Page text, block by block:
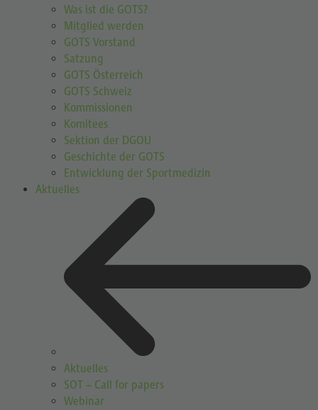
Was ist die GOTS?
Mitglied werden
GOTS Vorstand
Satzung
GOTS Österreich
GOTS Schweiz
Kommissionen
Komitees
Sektion der DGOU
Geschichte der GOTS
Entwicklung der Sportmedizin
Aktuelles
Aktuelles
SOT – Call for papers
Webinar